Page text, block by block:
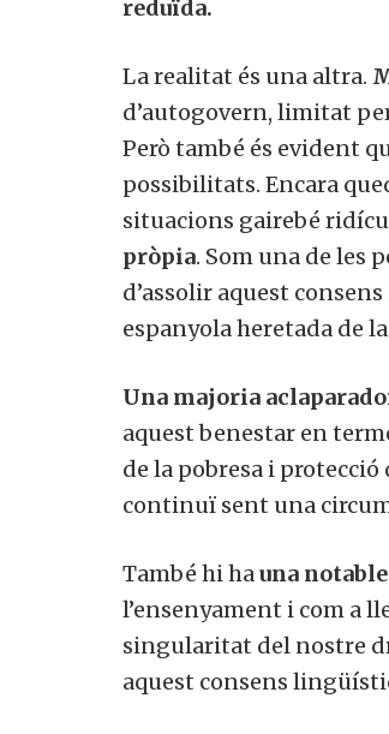
reduïda.
La realitat és una altra.
d’autogovern, limitat
Però també és evident
possibilitats. Encara
situacions gairebé
pròpia. Som una de les
d’assolir aquest
espanyola heretada de
Una majoria
aquest benestar en
de la pobresa i
continuï sent una
També hi hauna
l’ensenyament i com a
singularitat del nostre
aquest consens